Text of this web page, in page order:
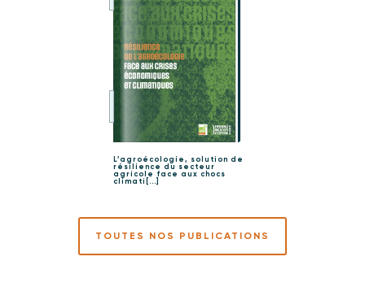
L’agroécologie, solution de
résilience du secteur
agricole face aux chocs
climati[...]
TOUTES NOS PUBLICATIONS